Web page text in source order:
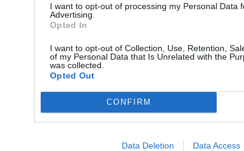
I want to opt-out of processing my Personal Data
Advertising.
Opted In
I want to opt-out of Collection, Use, Retention,
of my Personal Data that Is Unrelated with the
was collected.
Opted Out
CONFIRM
Data Deletion Data Access